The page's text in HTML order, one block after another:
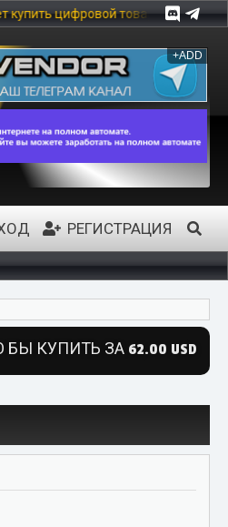
в частности: скрипты, модули,
+ADD
РЕГИСТРАЦИЯ
КУПИТЬ ЗА 62.00 USD